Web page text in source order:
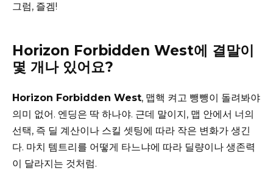
그럼, 즐겜!
Horizon Forbidden West에 결말이
몇 개나 있어요?
Horizon Forbidden West, 맵핵 켜고 뺑뺑이 돌려봐야
의미 없어. 엔딩은 딱 하나야. 근데 말이지, 맵 안에서 너의
선택, 즉 딜 계산이나 스킬 셋팅에 따라 작은 변화가 생긴
다. 마치 템트리를 어떻게 타느냐에 따라 딜량이나 생존력
이 달라지는 것처럼.